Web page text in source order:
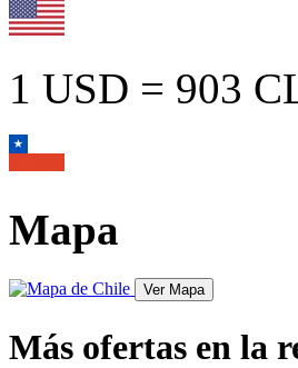
1 USD = 903
Mapa
Más ofertas en la